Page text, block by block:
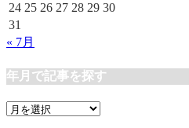
24 25 26 27 28 29 30
31
« 7月
年月で記事を探す
年